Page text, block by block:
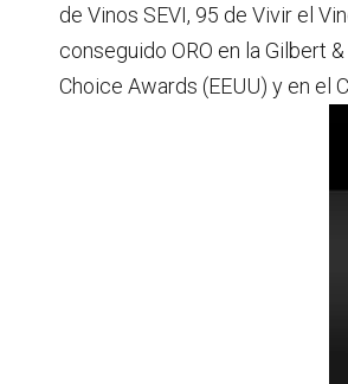
de Vinos SEVI, 95 de Vivir el
conseguido ORO en la Gilbert
Choice Awards (EEUU) y en el